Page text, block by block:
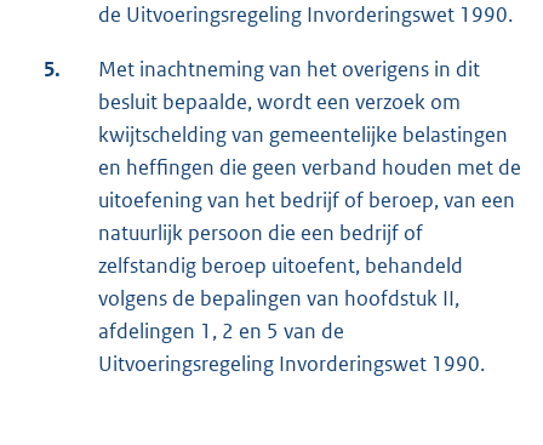
de Uitvoeringsregeling Invorderingswet 1990.
5.
Met inachtneming van het overigens in dit
besluit bepaalde, wordt een verzoek om
kwijtschelding van gemeentelijke belastingen
en heffingen die geen verband houden met de
uitoefening van het bedrijf of beroep, van een
natuurlijk persoon die een bedrijf of
zelfstandig beroep uitoefent, behandeld
volgens de bepalingen van hoofdstuk II,
afdelingen 1, 2 en 5 van de
Uitvoeringsregeling Invorderingswet 1990.